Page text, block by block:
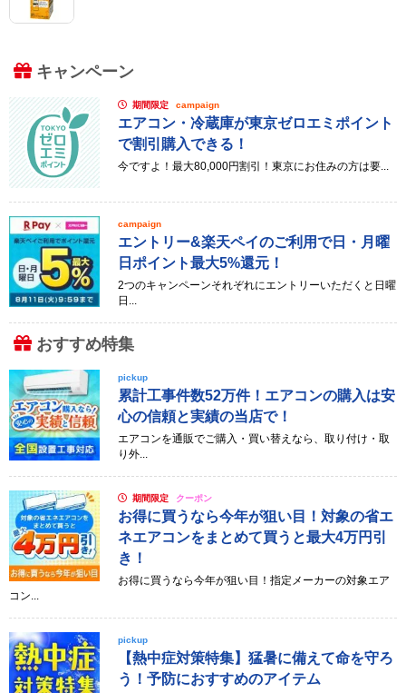
キャンペーン
期間限定 campaign
エアコン・冷蔵庫が東京ゼロエミポイント
で割引購入できる！
今ですよ！最大80,000円割引！東京にお住みの方は要...
campaign
エントリー&楽天ペイのご利用で日・月曜
日ポイント最大5%還元！
2つのキャンペーンそれぞれにエントリーいただくと日曜
日...
おすすめ特集
pickup
累計工事件数52万件！エアコンの購入は安
心の信頼と実績の当店で！
エアコンを通販でご購入・買い替えなら、取り付け・取
り外...
期間限定 クーポン
お得に買うなら今年が狙い目！対象の省エ
ネエアコンをまとめて買うと最大4万円引
き！
お得に買うなら今年が狙い目！指定メーカーの対象エア
コン...
pickup
【熱中症対策特集】猛暑に備えて命を守ろ
う！予防におすすめのアイテム